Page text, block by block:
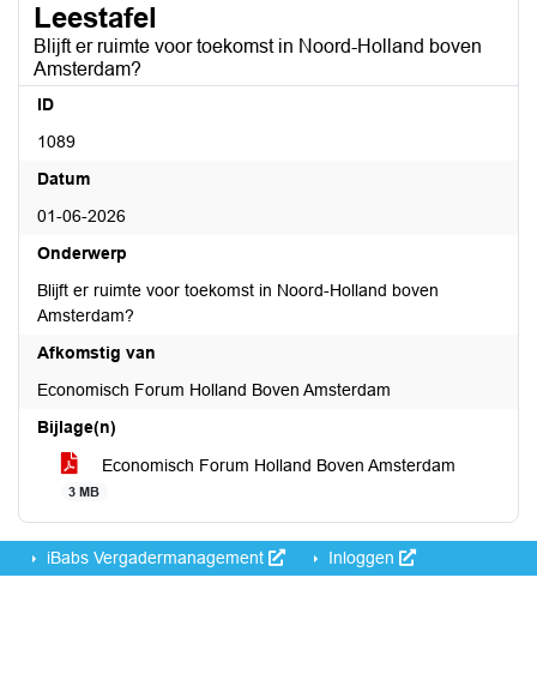
Leestafel
Blijft er ruimte voor toekomst in Noord-Holland boven
Amsterdam?
ID
1089
Datum
01-06-2026
Onderwerp
Blijft er ruimte voor toekomst in Noord-Holland boven
Amsterdam?
Afkomstig van
Economisch Forum Holland Boven Amsterdam
Bijlage(n)
Economisch Forum Holland Boven Amsterdam
3 MB
iBabs Vergadermanagement Inloggen